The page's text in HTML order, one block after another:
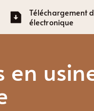
Téléchargement
électronique
Affronter